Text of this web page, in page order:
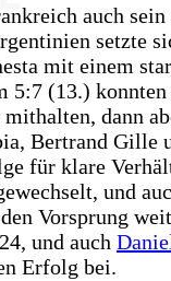
auch sein
setzte
mit einem
5:7 (13.)
dann
Bertrand Gille
für klare
und
Vorsprung
und auch
Erfolg bei.